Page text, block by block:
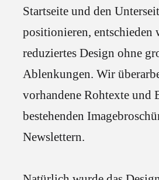
Startseite und den
positionieren, entschieden
reduziertes Design ohne
Ablenkungen. Wir
vorhandene Rohtexte und
bestehenden
Newslettern.